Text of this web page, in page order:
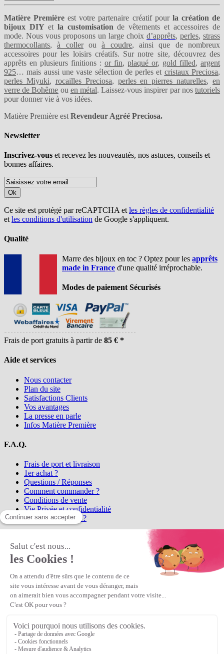
Matière Première est votre partenaire créatif pourla création de
bijoux DIY etla customisation de vêtements et accessoires de
mode. Nous vous proposons un large choix d’apprêts, perles, strass
thermocollants,à collerouà coudre, ainsi que de nombreux
accessoires pour les loisirs créatifs. Sur notre site, découvrez des
apprêts en plusieurs finitions : or fin, plaqué or, gold filled, argent
925… mais aussi une vaste sélection de perles et cristaux Preciosa,
perles Miyuki, rocailles Preciosa, perles en pierres naturelles, en
verre de Bohême ou en métal. Laissez-vous inspirer par nostutoriels
pour donner vie à vos idées.
Matière Première est Revendeur Agréé Preciosa.
Newsletter
Inscrivez-vous et recevez les nouveautés, nos astuces, conseils et
bonnes affaires.
Ok
Ce site est protégé par reCAPTCHA et les règles de confidentialité
et les conditions d'utilisation de Google s'appliquent.
Qualité
Marre des bijoux en toc ? Optez pour les apprêts
made in France d'une qualité irréprochable.
Modes de paiement Sécurisés
Frais de port gratuits à partir de 85 € *
Aide et services
Nous contacter
Plan du site
Satisfactions Clients
Vos avantages
La presse en parle
Infos Matière Première
F.A.Q.
Frais de port et livraison
1er achat ?
Questions / Réponses
Comment commander ?
Conditions de vente
Vie Privée et confidentialité
Qui sommes-nous ?
la référence en perles et bijoux
perles en ligne, telles que les perles
et cristaux et strass en cristal Preciosa, les perles Miyuki perles et
apprêts en Argent 925, Gold Filled, perles de rocaille Preciosa
Matière Première est un
Première